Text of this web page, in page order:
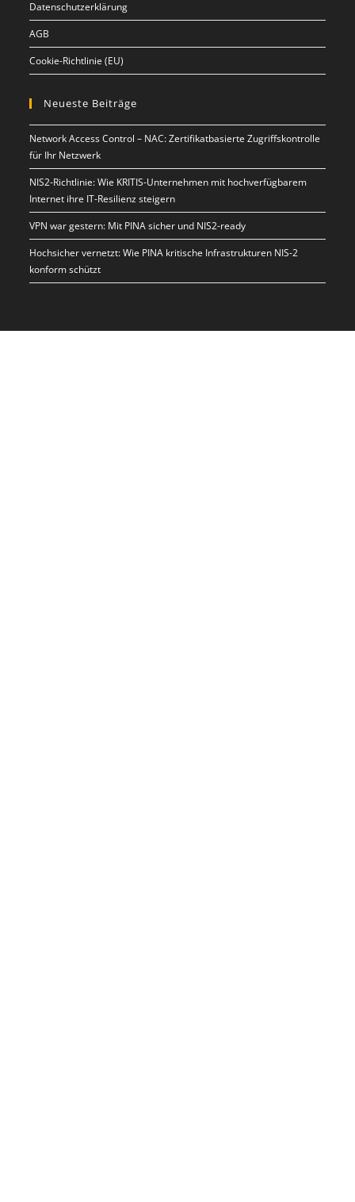
Datenschutzerklärung
AGB
Cookie-Richtlinie (EU)
Neueste Beiträge
Network Access Control – NAC: Zertifikatbasierte Zugriffskontrolle
für Ihr Netzwerk
NIS2-Richtlinie: Wie KRITIS-Unternehmen mit hochverfügbarem
Internet ihre IT-Resilienz steigern
VPN war gestern: Mit PINA sicher und NIS2-ready
Hochsicher vernetzt: Wie PINA kritische Infrastrukturen NIS-2
konform schützt